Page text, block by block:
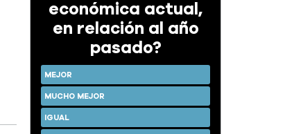
económica actual,
en relación al año
pasado?
MEJOR
MUCHO MEJOR
IGUAL